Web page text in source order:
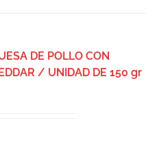
DE POLLO CON
/ UNIDAD DE 150 gr